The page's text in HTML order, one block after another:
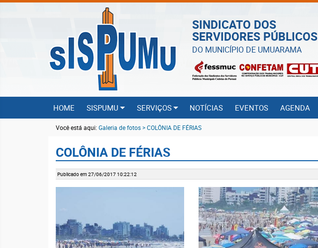
SINDICATO DOS
SERVIDORES PÚBLICOS
DO MUNICÍPIO DE UMUARAMA
HOME SISPUMU SERVIÇOS NOTÍCIAS EVENTOS AGENDA
Você está aqui: Galeria de fotos > COLÔNIA DE FÉRIAS
COLÔNIA DE FÉRIAS
Publicado em 27/06/2017 10:22:12